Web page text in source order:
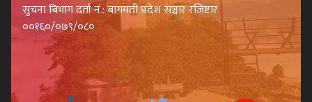
सुचना बिभाग दर्ता नं.: बागमती प्रदेश सञ्चार रजिष्टार
००१६०/०७९/०८०